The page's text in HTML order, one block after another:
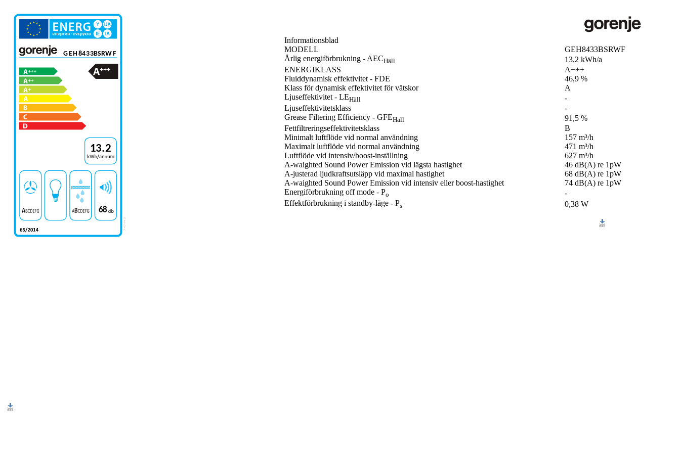
Informationsblad
MODELL
GEH8433BSRWF
Årlig energiförbrukning - AECHäll
13,2 kWh/a
ENERGIKLASS
A+++
Fluiddynamisk effektivitet - FDE
46,9 %
Klass för dynamisk effektivitet för vätskor
A
Ljuseffektivitet - LEHäll
-
Ljuseffektivitetsklass
-
Grease Filtering Efficiency - GFEHäll
91,5 %
Fettfiltreringseffektivitetsklass
B
Minimalt luftflöde vid normal användning
157 m³/h
Maximalt luftflöde vid normal användning
471 m³/h
Luftflöde vid intensiv/boost-inställning
627 m³/h
A-waighted Sound Power Emission vid lägsta hastighet
46 dB(A) re 1pW
A-justerad ljudkraftsutsläpp vid maximal hastighet
68 dB(A) re 1pW
A-waighted Sound Power Emission vid intensiv eller boost-hastighet
74 dB(A) re 1pW
Energiförbrukning off mode - Po
-
Effektförbrukning i standby-läge - Ps 0,38 W